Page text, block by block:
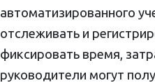
автоматизированного
отслеживать и
фиксировать время,
руководители могут